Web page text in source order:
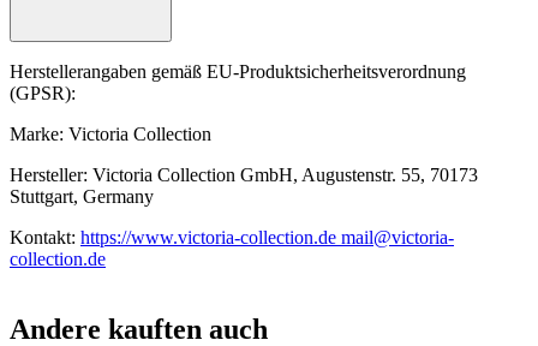
Herstellerangaben gemäß EU-Produktsicherheitsverordnung
(GPSR):
Marke: Victoria Collection
Hersteller: Victoria Collection GmbH, Augustenstr. 55, 70173
Stuttgart, Germany
Kontakt: https://www.victoria-collection.de mail@victoria-
collection.de
Andere kauften auch